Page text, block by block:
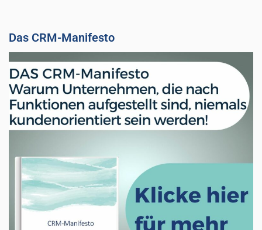
Das CRM-Manifesto